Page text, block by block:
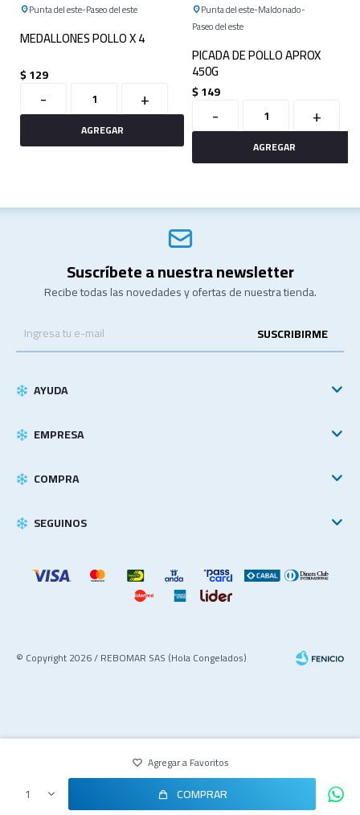
1 COMPRAR
Punta del este Paseo del este
MEDALLONES POLLO X 4
$129
- +
Punta del este Maldonado
Paseo del este
PICADA DE POLLO APROX
450G
$149
- +
Suscríbete a nuestra newsletter
Recibe todas las novedades y ofertas de nuestra tienda.
SUSCRIBIRME
AYUDA
EMPRESA
COMPRA
SEGUINOS
© Copyright 2026 / REBOMAR SAS (Hola Congelados)